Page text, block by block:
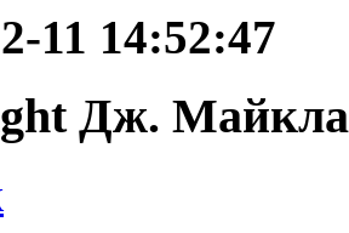
11 14:52:47
Дж.